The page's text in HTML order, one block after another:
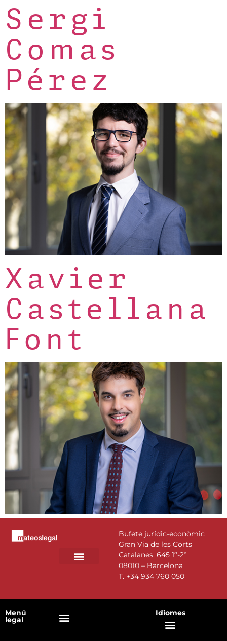
Sergi
Comas
Pérez
Xavier
Castellana
Font
Bufete jurídic-econòmic
Gran Via de les Corts
Catalanes, 645 1º-2ª
08010 – Barcelona
T. +34 934 760 050
Menú
legal
Idiomes